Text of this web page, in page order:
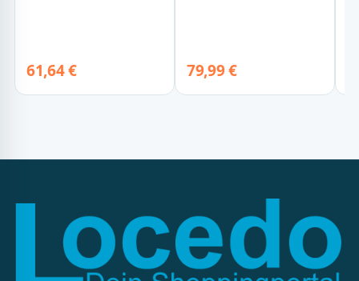
61,64 € 79,99 €